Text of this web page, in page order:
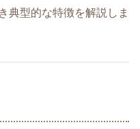
典型的な特徴を解説しま